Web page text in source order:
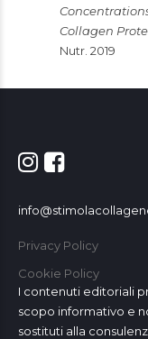
Collagen
Nutr. 2019
Privacy Policy
Cookie Policy
I contenuti editoriali
scopo informativo e
sostituti alla